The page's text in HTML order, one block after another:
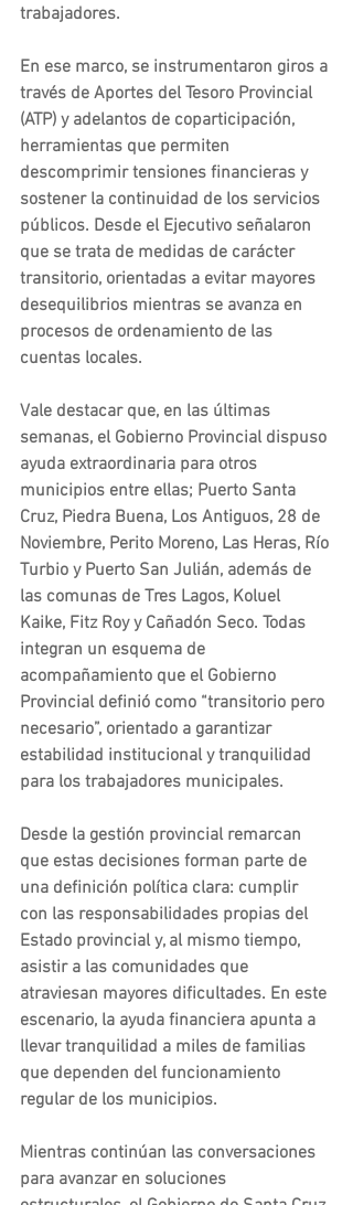
trabajadores.
En ese marco, se instrumentaron giros a
través de Aportes del Tesoro Provincial
(ATP) y adelantos de coparticipación,
herramientas que permiten
descomprimir tensiones financieras y
sostener la continuidad de los servicios
públicos. Desde el Ejecutivo señalaron
que se trata de medidas de carácter
transitorio, orientadas a evitar mayores
desequilibrios mientras se avanza en
procesos de ordenamiento de las
cuentas locales.
Vale destacar que, en las últimas
semanas, el Gobierno Provincial dispuso
ayuda extraordinaria para otros
municipios entre ellas; Puerto Santa
Cruz, Piedra Buena, Los Antiguos, 28 de
Noviembre, Perito Moreno, Las Heras, Río
Turbio y Puerto San Julián, además de
las comunas de Tres Lagos, Koluel
Kaike, Fitz Roy y Cañadón Seco. Todas
integran un esquema de
acompañamiento que el Gobierno
Provincial definió como “transitorio pero
necesario”, orientado a garantizar
estabilidad institucional y tranquilidad
para los trabajadores municipales.
Desde la gestión provincial remarcan
que estas decisiones forman parte de
una definición política clara: cumplir
con las responsabilidades propias del
Estado provincial y, al mismo tiempo,
asistir a las comunidades que
atraviesan mayores dificultades. En este
escenario, la ayuda financiera apunta a
llevar tranquilidad a miles de familias
que dependen del funcionamiento
regular de los municipios.
Mientras continúan las conversaciones
para avanzar en soluciones